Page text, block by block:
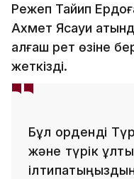
Режеп Тайип
Ахмет Ясауи
алғаш рет өзіне
жеткізді.
Бұл орденді
және түрік